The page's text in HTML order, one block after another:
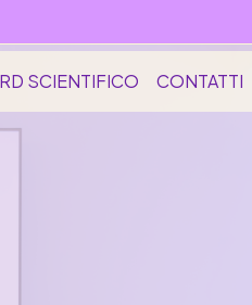
SCIENTIFICO CONTATTI